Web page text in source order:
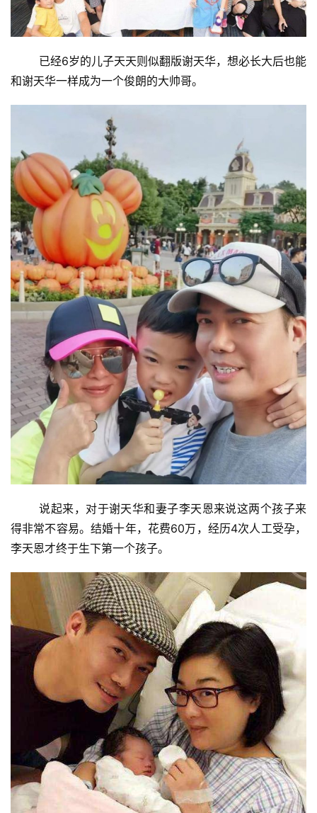
已经6岁的儿子天天则似翻版谢天华，想必长大后也能
和谢天华一样成为一个俊朗的大帅哥。
说起来，对于谢天华和妻子李天恩来说这两个孩子来
得非常不容易。结婚十年，花费60万，经历4次人工受孕，
李天恩才终于生下第一个孩子。